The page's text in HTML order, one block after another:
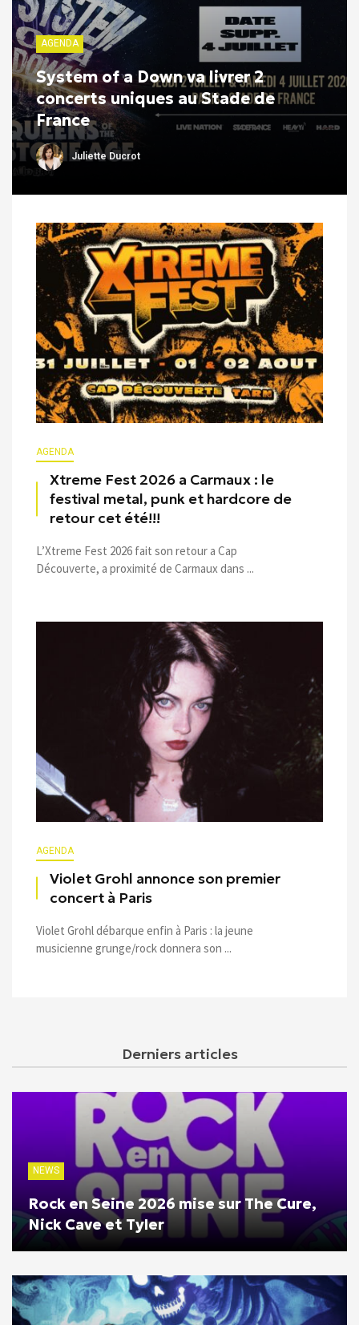
AGENDA
System of a Down va livrer 2
concerts uniques au Stade de
France
Juliette Ducrot
AGENDA
Xtreme Fest 2026 a Carmaux : le
festival metal, punk et hardcore de
retour cet été!!!
L’Xtreme Fest 2026 fait son retour a Cap
Découverte, a proximité de Carmaux dans ...
AGENDA
Violet Grohl annonce son premier
concert à Paris
Violet Grohl débarque enfin à Paris : la jeune
musicienne grunge/rock donnera son ...
Derniers articles
NEWS
Rock en Seine 2026 mise sur The Cure,
Nick Cave et Tyler